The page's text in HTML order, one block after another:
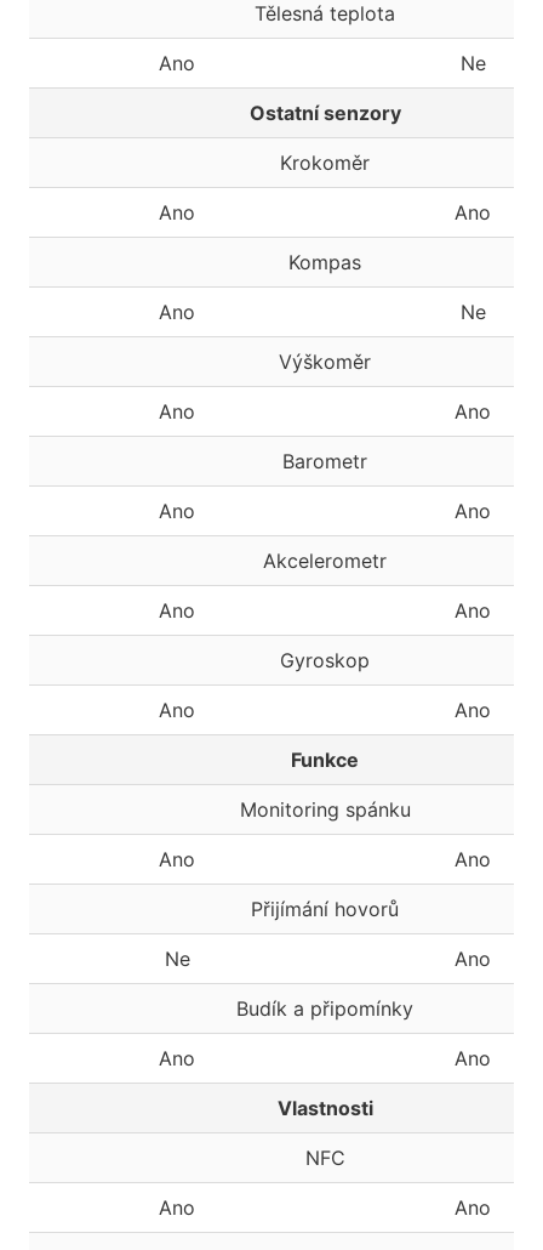
Tělesná teplota
Ano Ne
Ostatní senzory
Krokoměr
Ano Ano
Kompas
Ano Ne
Výškoměr
Ano Ano
Barometr
Ano Ano
Akcelerometr
Ano Ano
Gyroskop
Ano Ano
Funkce
Monitoring spánku
Ano Ano
Přijímání hovorů
Ne Ano
Budík a připomínky
Ano Ano
Vlastnosti
NFC
Ano Ano